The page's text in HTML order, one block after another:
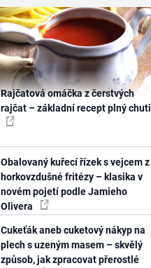
Rajčatová omáčka z čerstvých
rajčat – základní recept plný chuti
Obalovaný kuřecí řízek s vejcem z
horkovzdušné fritézy – klasika v
novém pojetí podle Jamieho
Olivera
Cukeťák aneb cuketový nákyp na
plech s uzeným masem – skvělý
způsob, jak zpracovat přerostlé